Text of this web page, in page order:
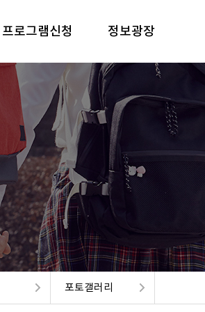
프로그램신청 정보광장
포토갤러리